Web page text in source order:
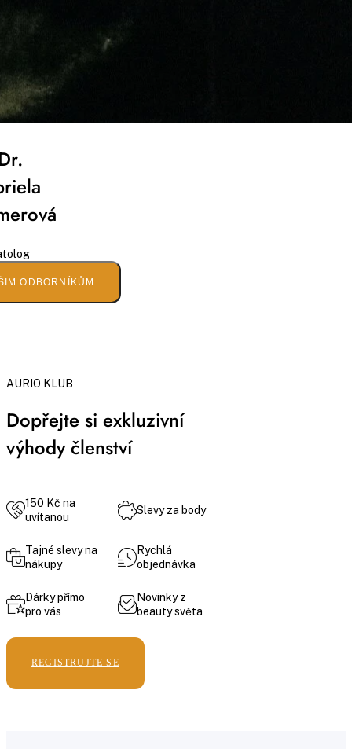
ODBORNÍKŮM
AURIO KLUB
Dopřejte si exkluzivní
výhody členství
150 Kč na
uvítanou
Slevy za body
Tajné slevy na
nákupy
Rychlá
objednávka
Dárky přímo
pro vás
Novinky z
beauty světa
REGISTRUJTE SE